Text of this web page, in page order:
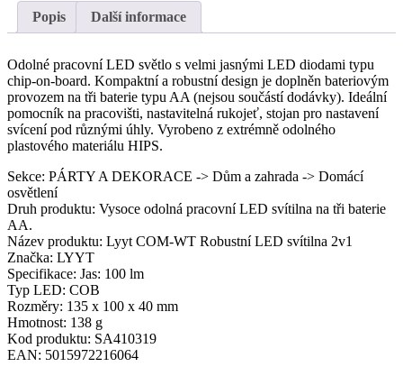
Popis Další informace
Odolné pracovní LED světlo s velmi jasnými LED diodami typu
chip-on-board. Kompaktní a robustní design je doplněn bateriovým
provozem na tři baterie typu AA (nejsou součástí dodávky). Ideální
pomocník na pracovišti, nastavitelná rukojeť, stojan pro nastavení
svícení pod různými úhly. Vyrobeno z extrémně odolného
plastového materiálu HIPS.
Sekce: PÁRTY A DEKORACE -> Dům a zahrada -> Domácí
osvětlení
Druh produktu: Vysoce odolná pracovní LED svítilna na tři baterie
AA.
Název produktu: Lyyt COM-WT Robustní LED svítilna 2v1
Značka: LYYT
Specifikace: Jas: 100 lm
Typ LED: COB
Rozměry: 135 x 100 x 40 mm
Hmotnost: 138 g
Kod produktu: SA410319
EAN: 5015972216064